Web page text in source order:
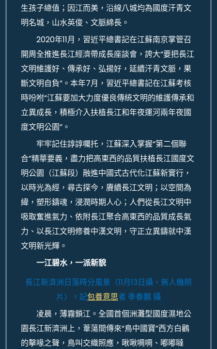
生孩子總值；因江而美，沿線八城均為國度汗青文
明名城，山水英俊、文脈綿長。
2020年11月，習近平總書記在江蘇南京掌管召
開周全推進長江經濟帶成長座談會，誇大“要把長江
文明維護好、傳承好、弘揚好，延續汗青文脈，果
斷文明自負”。本年7月，習近平總書記在江蘇考核
時吩咐“江蘇要加大力度優良傳統文明的維護傳承和
立異成長，積極介入扶植長江和年夜運河兩年夜國
度文明公園”。
牢牢記住諄諄囑托，江蘇深入掌握“第二個聯
合”精華要義，盡力把高東西的品質扶植長江國度文
明公園（江蘇段）融進中國式古代化江蘇新實行，
以時光為經，尋古探今，賡續長江文明；以空間為
緯，塑形鑄魂，浸潤時期人心；人們從長江文明中
吸取奮進氣力、依附長江聚合高東西的品質成長氣
力、以長江文明修養中漢文明，守正立異鑄就中漢
文明新光輝。
一江碧水，一派新貌
長江新濟洲日落時分風景（11月13日攝，無人機照
片）。 記包養意思者 季春鵬 攝
凌晨，薄霧鎖江。全國首個洲灘型國度濕地公
園長江新濟洲上，葦蕩間傳來“鳥中國寶”西方白鸛
的擊喙之聲，鳥叫交織照應，啾啾啁啁、嘟嘟噠